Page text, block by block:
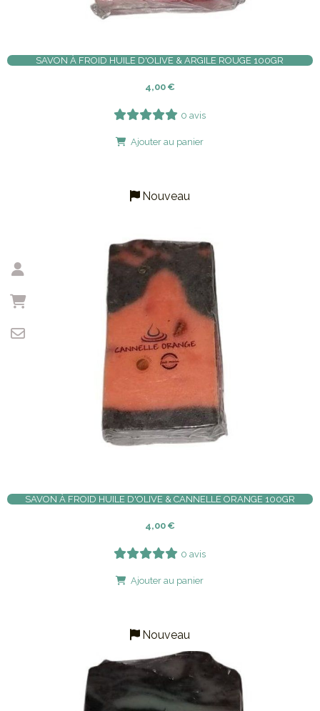
SAVON À FROID HUILE D'OLIVE & ARGILE ROUGE 100GR
4,00€
0 avis
Ajouter au panier
Nouveau
SAVON À FROID HUILE D'OLIVE & CANNELLE ORANGE 100GR
4,00€
0 avis
Ajouter au panier
Nouveau